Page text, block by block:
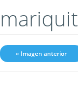
« Imagen anterior